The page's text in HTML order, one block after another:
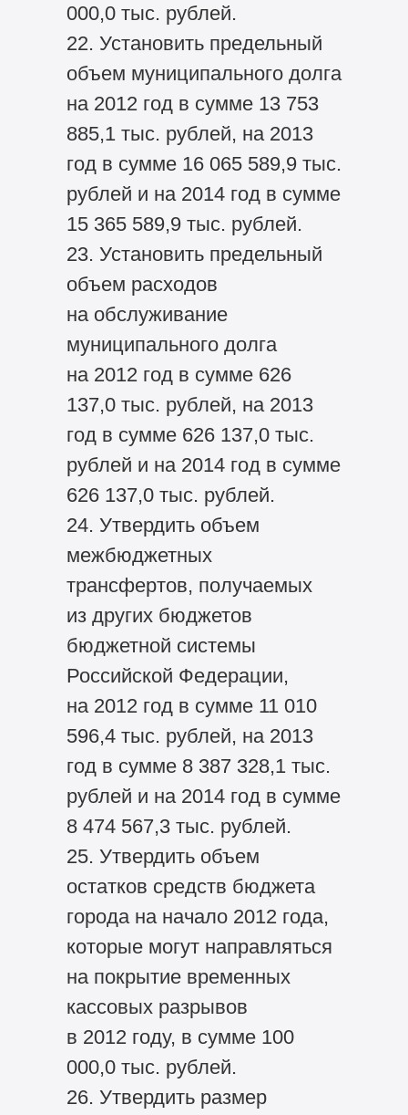
000,0 тыс. рублей.
22. Установить предельный
объем муниципального долга
на 2012 год в сумме 13 753
885,1 тыс. рублей, на 2013
год в сумме 16 065 589,9 тыс.
рублей и на 2014 год в сумме
15 365 589,9 тыс. рублей.
23. Установить предельный
объем расходов
на обслуживание
муниципального долга
на 2012 год в сумме 626
137,0 тыс. рублей, на 2013
год в сумме 626 137,0 тыс.
рублей и на 2014 год в сумме
626 137,0 тыс. рублей.
24. Утвердить объем
межбюджетных
трансфертов, получаемых
из других бюджетов
бюджетной системы
Российской Федерации,
на 2012 год в сумме 11 010
596,4 тыс. рублей, на 2013
год в сумме 8 387 328,1 тыс.
рублей и на 2014 год в сумме
8 474 567,3 тыс. рублей.
25. Утвердить объем
остатков средств бюджета
города на начало 2012 года,
которые могут направляться
на покрытие временных
кассовых разрывов
в 2012 году, в сумме 100
000,0 тыс. рублей.
26. Утвердить размер